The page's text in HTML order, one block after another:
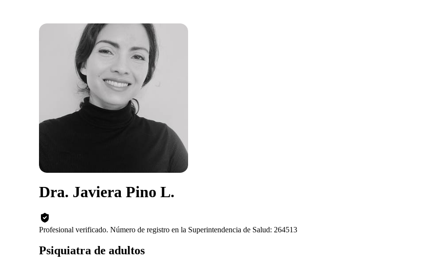
Dra. Javiera Pino L.
Profesional verificado. Número de registro en la Superintendencia de Salud: 264513
Psiquiatra de adultos